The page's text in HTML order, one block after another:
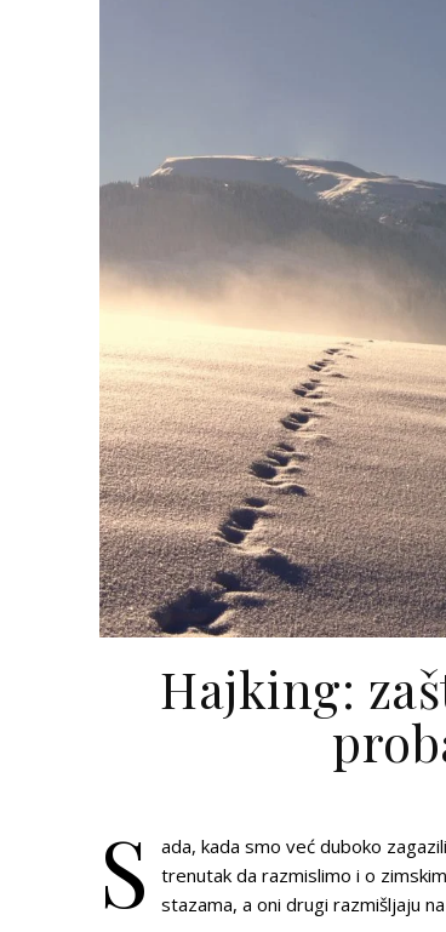
Hajking:
S
ada, kada smo već duboko
trenutak da razmislimo i o
stazama, a oni drugi razmišljaju